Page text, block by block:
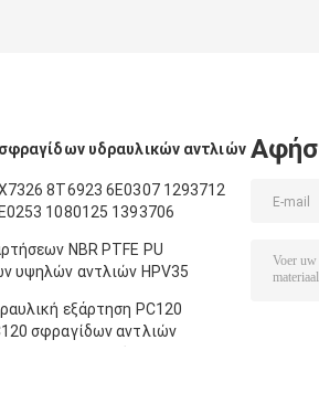
υδραυλικών αντλιών
8T6923 6E0307 1293712
1080125 1393706
0996998
NBR PTFE PU
υψηλών αντλιών HPV35
εξάρτηση PC120
σφραγίδων αντλιών